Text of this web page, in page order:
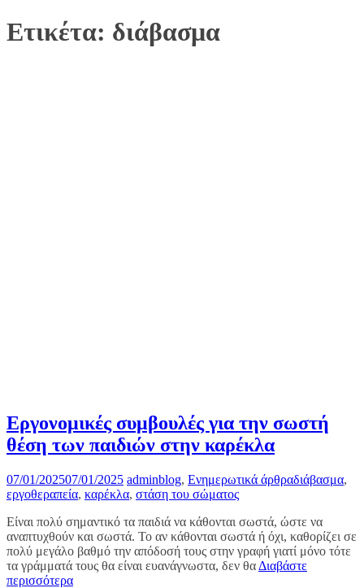
Ετικέτα: διάβασμα
Εργονομικές συμβουλές για την σωστή
θέση των παιδιών στην καρέκλα
07/01/202507/01/2025 adminblog, Ενημερωτικά άρθραδιάβασμα,
εργοθεραπεία, καρέκλα, στάση του σώματος
Είναι πολύ σημαντικό τα παιδιά να κάθονται σωστά, ώστε να
αναπτυχθούν και σωστά. Το αν κάθονται σωστά ή όχι, καθορίζει σε
πολύ μεγάλο βαθμό την απόδοσή τους στην γραφή γιατί μόνο τότε
τα γράμματά τους θα είναι ευανάγνωστα, δεν θα Διαβάστε
περισσότερα